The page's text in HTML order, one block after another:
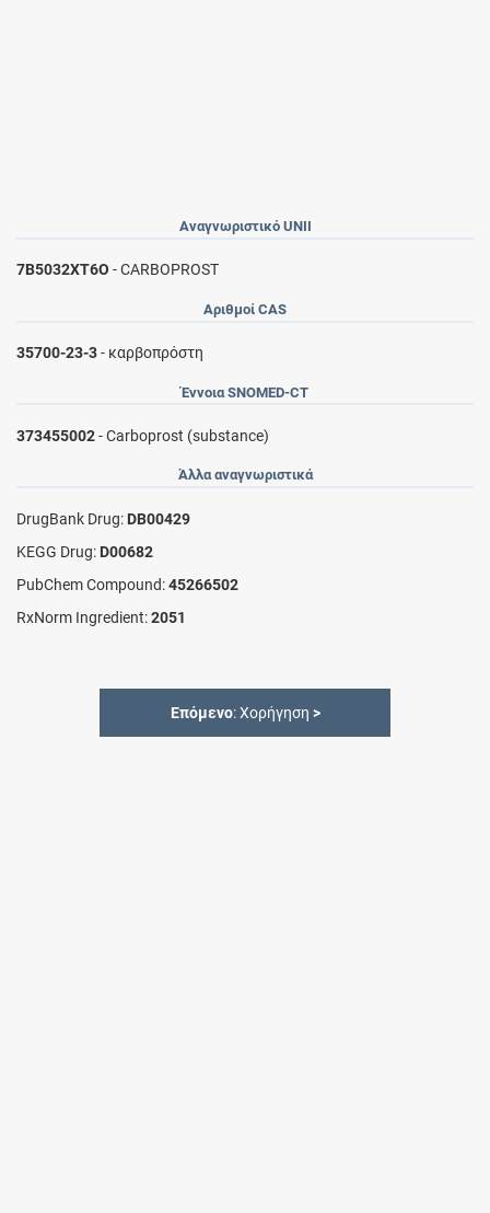
Αναγνωριστικό UNII
7B5032XT6O - CARBOPROST
Αριθμοί CAS
35700-23-3- καρβοπρόστη
Έννοια SNOMED-CT
373455002- Carboprost (substance)
Άλλα αναγνωριστικά
DrugBank Drug: DB00429
KEGG Drug: D00682
PubChem Compound:45266502
RxNorm Ingredient:2051
Επόμενο: Χορήγηση >